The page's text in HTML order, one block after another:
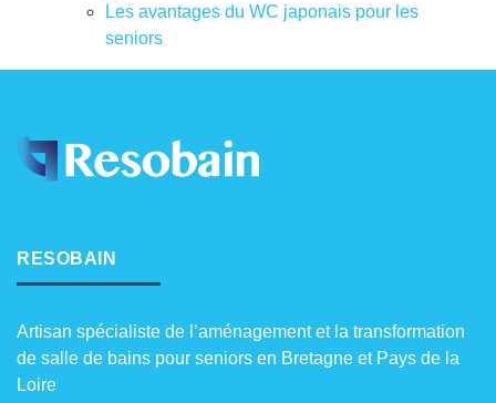
Les avantages du WC japonais pour les
seniors
RESOBAIN
Artisan spécialiste de l’aménagement et la transformation
de salle de bains pour seniors en Bretagne et Pays de la
Loire